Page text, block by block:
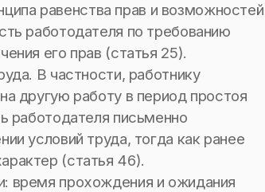
равенства прав и возможностей
работодателя по требованию
его прав (статья 25).
В частности, работнику
другую работу в период простоя
работодателя письменно
условий труда, тогда как ранее
(статья 46).
время прохождения и ожидания